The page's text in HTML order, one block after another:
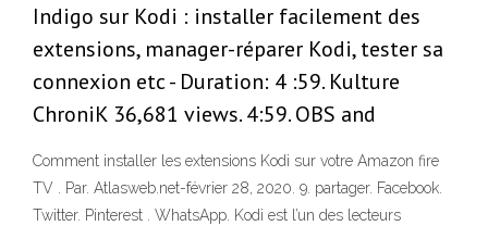
Indigo sur Kodi : installer facilement des
extensions, manager-réparer Kodi, tester sa
connexion etc - Duration: 4 :59. Kulture
ChroniK 36,681 views. 4:59. OBS and
Comment installer les extensions Kodi sur votre Amazon fire
TV . Par. Atlasweb.net-février 28, 2020. 9. partager. Facebook.
Twitter. Pinterest . WhatsApp. Kodi est l’un des lecteurs